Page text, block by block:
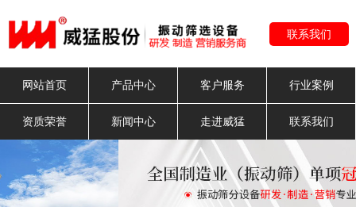
联系我们
网站首页 产品中心 客户服务 行业案例
资质荣誉 新闻中心 走进威猛 联系我们